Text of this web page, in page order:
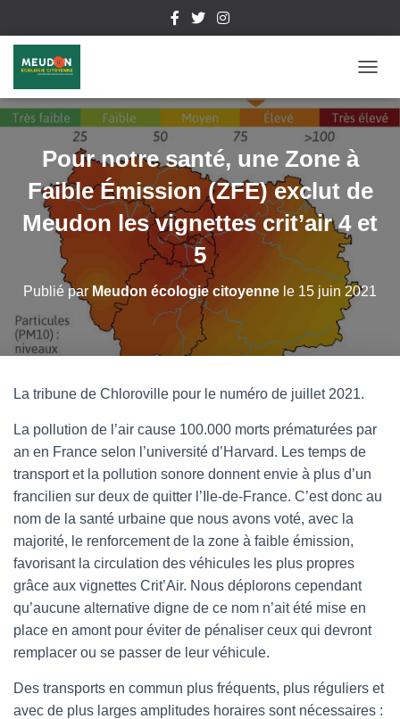
É
P
L
L
A
N
I
Pour notre santé, une Zone à
Faible Émission (ZFE) exclut de
Meudon les vignettes crit’air 4 et
5
Publié par Meudon écologie citoyenne le 15 juin 2021
La tribune de Chloroville pour le numéro de juillet 2021.
La pollution de l’air cause 100.000 morts prématurées par
an en France selon l’université d’Harvard. Les temps de
transport et la pollution sonore donnent envie à plus d’un
francilien sur deux de quitter l’Ile-de-France. C’est donc au
nom de la santé urbaine que nous avons voté, avec la
majorité, le renforcement de la zone à faible émission,
favorisant la circulation des véhicules les plus propres
grâce aux vignettes Crit’Air. Nous déplorons cependant
qu’aucune alternative digne de ce nom n’ait été mise en
place en amont pour éviter de pénaliser ceux qui devront
remplacer ou se passer de leur véhicule.
Des transports en commun plus fréquents, plus réguliers et
avec de plus larges amplitudes horaires sont nécessaires :